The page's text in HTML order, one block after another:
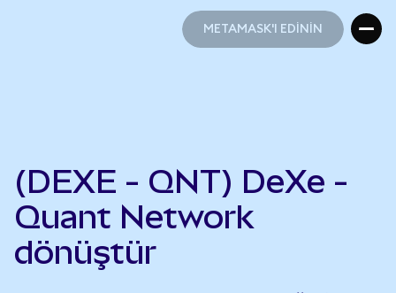
METAMASK'I EDİNİN
(DEXE - QNT) DeXe -
Quant Network
dönüştür